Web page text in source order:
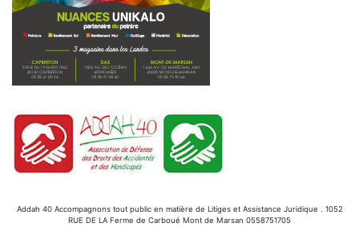
Addah 40 Accompagnons tout public en matière de Litiges et Assistance Juridique . 1052
RUE DE LA Ferme de Carboué Mont de Marsan 0558751705